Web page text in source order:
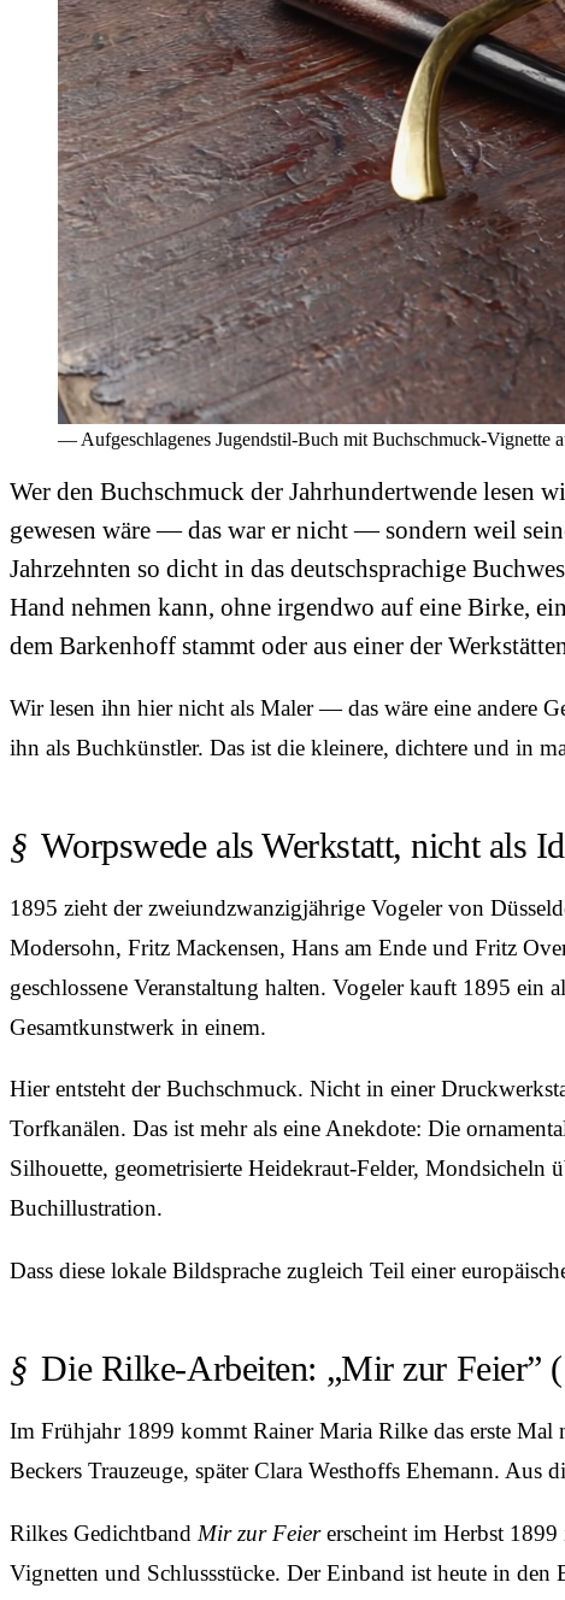
— Aufgeschlagenes Jugendstil-Buch mit Buchschmuck-Vignette
Wer den Buchschmuck der Jahrhundertwende
gewesen wäre — das war er nicht — sondern weil
Jahrzehnten so dicht in das deutschsprachige
Hand nehmen kann, ohne irgendwo auf eine Birke,
dem Barkenhoff stammt oder aus einer der
Wir lesen ihn hier nicht als Maler — das wäre eine andere
ihn als Buchkünstler. Das ist die kleinere, dichtere und in
Worpswede als Werkstatt, nicht als
1895 zieht der zweiundzwanzigjährige Vogeler von
Modersohn, Fritz Mackensen, Hans am Ende und Fritz
geschlossene Veranstaltung halten. Vogeler kauft 1895 ein
Gesamtkunstwerk in einem.
Hier entsteht der Buchschmuck. Nicht in einer
Torfkanälen. Das ist mehr als eine Anekdote: Die
Silhouette, geometrisierte Heidekraut-Felder,
Buchillustration.
Dass diese lokale Bildsprache zugleich Teil einer
Die Rilke-Arbeiten: „Mir zur Feier”
Im Frühjahr 1899 kommt Rainer Maria Rilke das erste Mal
Beckers Trauzeuge, später Clara Westhoffs Ehemann.
Rilkes Gedichtband Mir zur Feiererscheint im Herbst
Vignetten und Schlussstücke. Der Einband ist heute in